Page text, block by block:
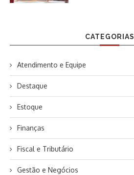
CATEGORIAS
Atendimento e Equipe
Destaque
Estoque
Finanças
Fiscal e Tributário
Gestão e Negócios